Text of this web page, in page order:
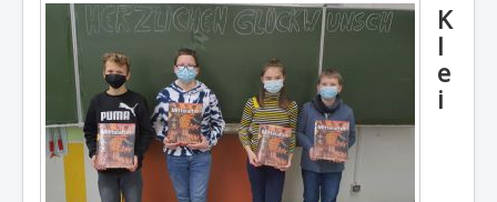
Eltern
Fächer
Kontakt
K
l
e
i